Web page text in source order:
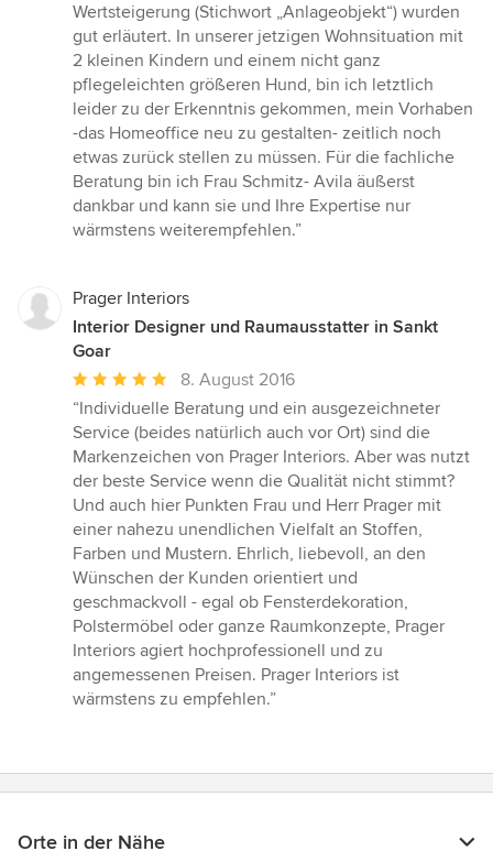
Wertsteigerung (Stichwort „Anlageobjekt“) wurden
gut erläutert. In unserer jetzigen Wohnsituation mit
2 kleinen Kindern und einem nicht ganz
pflegeleichten größeren Hund, bin ich letztlich
leider zu der Erkenntnis gekommen, mein Vorhaben
-das Homeoffice neu zu gestalten- zeitlich noch
etwas zurück stellen zu müssen. Für die fachliche
Beratung bin ich Frau Schmitz- Avila äußerst
dankbar und kann sie und Ihre Expertise nur
wärmstens weiterempfehlen.”
Prager Interiors
Interior Designer und Raumausstatter in Sankt
Goar
Durchschnittliche
Bewertung:
5
von
5
Sternen
8. August 2016
“Individuelle Beratung und ein ausgezeichneter
Service (beides natürlich auch vor Ort) sind die
Markenzeichen von Prager Interiors. Aber was nutzt
der beste Service wenn die Qualität nicht stimmt?
Und auch hier Punkten Frau und Herr Prager mit
einer nahezu unendlichen Vielfalt an Stoffen,
Farben und Mustern. Ehrlich, liebevoll, an den
Wünschen der Kunden orientiert und
geschmackvoll - egal ob Fensterdekoration,
Polstermöbel oder ganze Raumkonzepte, Prager
Interiors agiert hochprofessionell und zu
angemessenen Preisen. Prager Interiors ist
wärmstens zu empfehlen.”
Orte in der Nähe